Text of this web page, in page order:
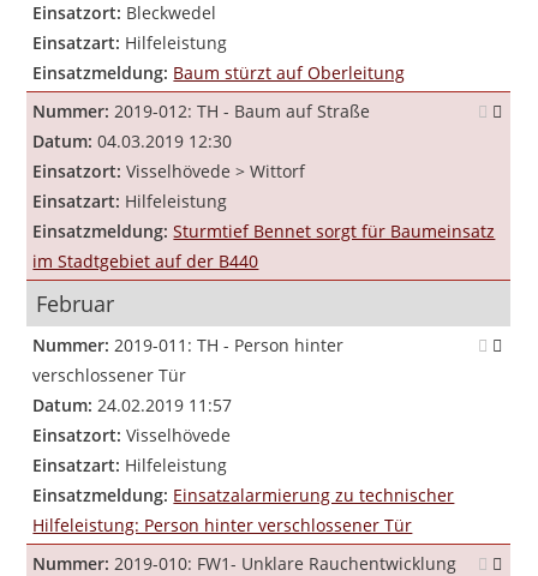
Einsatzort: Bleckwedel
Einsatzart: Hilfeleistung
Einsatzmeldung: Baum stürzt auf Oberleitung
Nummer: 2019-012: TH - Baum auf Straße
Datum: 04.03.2019 12:30
Einsatzort: Visselhövede > Wittorf
Einsatzart: Hilfeleistung
Einsatzmeldung: Sturmtief Bennet sorgt für Baumeinsatz
im Stadtgebiet auf der B440
Februar
Nummer: 2019-011: TH - Person hinter
verschlossener Tür
Datum: 24.02.2019 11:57
Einsatzort: Visselhövede
Einsatzart: Hilfeleistung
Einsatzmeldung: Einsatzalarmierung zu technischer
Hilfeleistung: Person hinter verschlossener Tür
Nummer: 2019-010: FW1- Unklare Rauchentwicklung